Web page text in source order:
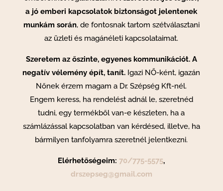
a jó emberi kapcsolatok biztonságot jelentenek
munkám során, de fontosnak tartom szétválasztani
az üzleti és magánéleti kapcsolataimat.
Szeretem az őszinte, egyenes kommunikációt. A
negatív vélemény épít, tanít. Igazi NŐ-ként, igazán
Nőnek érzem magam a Dr. Szépség Kft-nél.
Engem keress, ha rendelést adnál le, szeretnéd
tudni, egy termékből van-e készleten, ha a
számlázással kapcsolatban van kérdésed, illetve, ha
bármilyen tanfolyamra szeretnél jelentkezni.
Elérhetőségeim:70/775-5575,
drszepseg@gmail.com